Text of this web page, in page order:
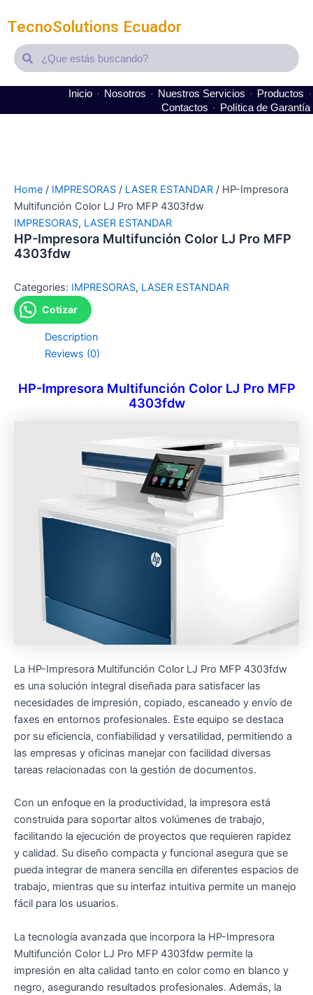
TecnoSolutions Ecuador
SearchSearch
Inicio Nosotros Nuestros Servicios
Productos
Contactos
Política de Garantía
Home / IMPRESORAS / LASER ESTANDAR / HP-Impresora
Multifunción Color LJ Pro MFP 4303fdw
IMPRESORAS, LASER ESTANDAR
HP-Impresora Multifunción Color LJ Pro MFP
4303fdw
Categories: IMPRESORAS, LASER ESTANDAR
Cotizar
Description
Reviews (0)
HP-Impresora Multifunción Color LJ Pro MFP
4303fdw
La HP-Impresora Multifunción Color LJ Pro MFP 4303fdw
es una solución integral diseñada para satisfacer las
necesidades de impresión, copiado, escaneado y envío de
faxes en entornos profesionales. Este equipo se destaca
por su eficiencia, confiabilidad y versatilidad, permitiendo a
las empresas y oficinas manejar con facilidad diversas
tareas relacionadas con la gestión de documentos.
Con un enfoque en la productividad, la impresora está
construida para soportar altos volúmenes de trabajo,
facilitando la ejecución de proyectos que requieren rapidez
y calidad. Su diseño compacta y funcional asegura que se
pueda integrar de manera sencilla en diferentes espacios de
trabajo, mientras que su interfaz intuitiva permite un manejo
fácil para los usuarios.
La tecnología avanzada que incorpora la HP-Impresora
Multifunción Color LJ Pro MFP 4303fdw permite la
impresión en alta calidad tanto en color como en blanco y
negro, asegurando resultados profesionales. Además, la